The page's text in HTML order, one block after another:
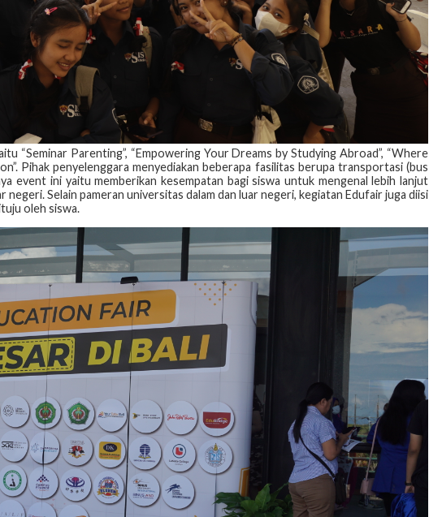
“Seminar Parenting”, “Empowering Your Dreams by Studying Abroad”, “Where
Pihak penyelenggara menyediakan beberapa fasilitas berupa transportasi (bus
event ini yaitu memberikan kesempatan bagi siswa untuk mengenal lebih lanjut
Selain pameran universitas dalam dan luar negeri, kegiatan Edufair juga diisi
oleh siswa.